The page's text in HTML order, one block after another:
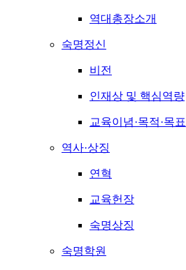
역대총장소개
숙명정신
비전
인재상 및 핵심역량
교육이념·목적·목표
역사·상징
연혁
교육헌장
숙명상징
숙명학원